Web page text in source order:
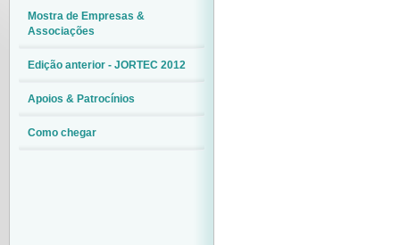
Mostra de Empresas &
Associações
Edição anterior - JORTEC 2012
Apoios & Patrocínios
Como chegar